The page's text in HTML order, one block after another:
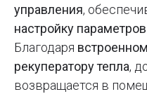
управления,
настройку
Благодаря
рекуператору тепла,
возвращается в